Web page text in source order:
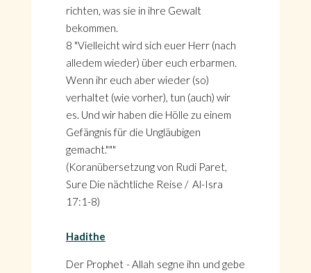
richten, was sie in ihre Gewalt
bekommen.
8 "Vielleicht wird sich euer Herr (nach
alledem wieder) über euch erbarmen.
Wenn ihr euch aber wieder (so)
verhaltet (wie vorher), tun (auch) wir
es. Und wir haben die Hölle zu einem
Gefängnis für die Ungläubigen
gemacht."""
(Koranübersetzung von Rudi Paret,
Sure Die nächtliche Reise / Al-Isra
17:1-8)
Hadithe
Der Prophet - Allah segne ihn und gebe